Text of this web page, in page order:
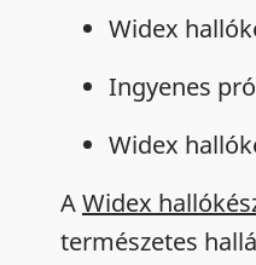
Widex
Ingyenes
Widex
AWidex
természetes